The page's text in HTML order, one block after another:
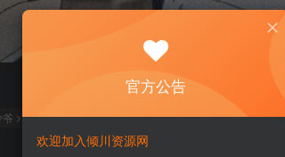
山东 管理员 超级版主
官方公告
欢迎加入倾川资源网